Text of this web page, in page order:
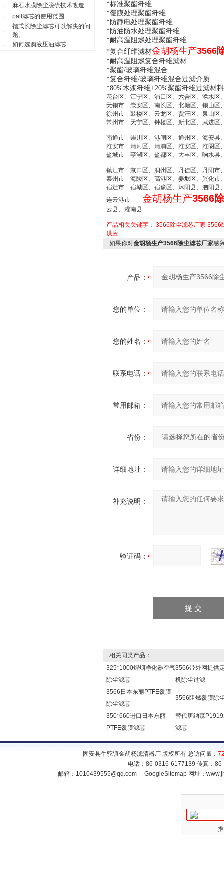
·
麻石水膜除尘脱硫技术改造
·
pall滤芯的使用范围
·
褶式长除尘滤芯可以解决的问
题。
·
如何选购液压油滤芯
*标准聚酯纤维
*覆膜处理聚酯纤维
*防静电处理聚酯纤维
*防油防水处理聚酯纤维
*耐高温 阻燃处理聚酯纤维
*复合纤维滤材金胡杨生产3566
*耐高温 阻燃复合纤维滤材
*聚酯/玻璃纤维混合
*复合纤维/玻璃纤维混合过滤介质
*80%木浆纤维+20%聚酯纤维过滤材料
花台区、江宁区、浦口区、六合区、溧水区
无锡市 崇安区、南长区、北塘区、锡山区
徐州市 鼓楼区、云龙区、贾汪区、泉山区
常州市 天宁区、钟楼区、新北区、武进区
南通市 崇川区、港闸区、通州区、海安县
淮安市 清河区、清浦区、淮安区、淮阴区
盐城市 亭湖区、盐都区、大丰区、响水县
镇江市 京口区、润州区、丹徒区、丹阳市
泰州市 海陵区、高港区、姜堰区、兴化市
宿迁市 宿城区、宿豫区、沭阳县、泗阳县
连云港市
金胡杨生产3566
云县、灌南县
产品相关关键字： 3566除尘滤芯厂家 3566
供应
如果你对金胡杨生产3566除尘滤芯厂家感
产品：
您的单位：
您的姓名：
联系电话：
常用邮箱：
省份：
详细地址：
补充说明：
验证码：
相关同类产品：
325*1000焊烟净化器空气
除尘滤芯
3566带外网提供
机除尘过滤
3566日本东丽PTFE覆膜
除尘滤芯
3566阻燃覆膜除
350*660进口日本东丽
PTFE覆膜滤芯
替代唐纳森
滤芯
固安县牛驼镇金胡杨滤清器厂 版权所有 总访问量：
电话：86-0316-6177139 传真：
邮箱： 1010439555@qq.com GoogleSitemap网址：